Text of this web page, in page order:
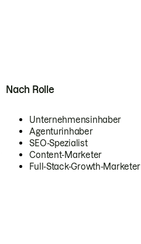
Nach Rolle
Unternehmensinhaber
Agenturinhaber
SEO-Spezialist
Content-Marketer
Full-Stack-Growth-Marketer